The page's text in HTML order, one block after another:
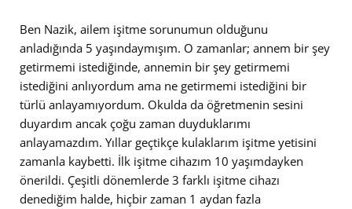
Ben Nazik, ailem işitme sorunumun olduğunu
anladığında 5 yaşındaymışım. O zamanlar; annem bir şey
getirmemi istediğinde, annemin bir şey getirmemi
istediğini anlıyordum ama ne getirmemi istediğini bir
türlü anlayamıyordum. Okulda da öğretmenin sesini
duyardım ancak çoğu zaman duyduklarımı
anlayamazdım. Yıllar geçtikçe kulaklarım işitme yetisini
zamanla kaybetti. İlk işitme cihazım 10 yaşımdayken
önerildi. Çeşitli dönemlerde 3 farklı işitme cihazı
denediğim halde, hiçbir zaman 1 aydan fazla